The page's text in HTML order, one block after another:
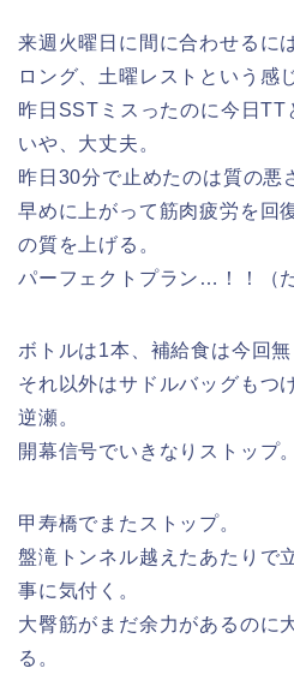
来週火曜日に間に合わせるに
ロング、土曜レストという感
昨日SSTミスったのに今日TT
いや、大丈夫。
昨日30分で止めたのは質の悪
早めに上がって筋肉疲労を回
の質を上げる。
パーフェクトプラン…！！（
ボトルは1本、補給食は今回無
それ以外はサドルバッグもつ
逆瀬。
開幕信号でいきなりストップ
甲寿橋でまたストップ。
盤滝トンネル越えたあたりで
事に気付く。
大臀筋がまだ余力があるのに
る。